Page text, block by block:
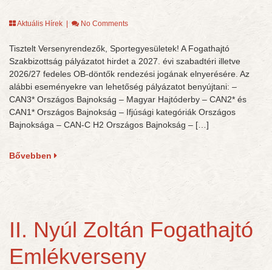
Aktuális Hírek No Comments
Tisztelt Versenyrendezők, Sportegyesületek! A Fogathajtó
Szakbizottság pályázatot hirdet a 2027. évi szabadtéri illetve
2026/27 fedeles OB-döntők rendezési jogának elnyerésére. Az
alábbi eseményekre van lehetőség pályázatot benyújtani: –
CAN3* Országos Bajnokság – Magyar Hajtóderby – CAN2* és
CAN1* Országos Bajnokság – Ifjúsági kategóriák Országos
Bajnoksága – CAN-C H2 Országos Bajnokság – […]
Bővebben
II. Nyúl Zoltán Fogathajtó
Emlékverseny